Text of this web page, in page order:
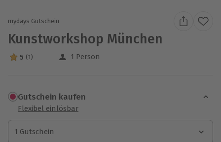
mydays Gutschein
Kunstworkshop München
5 Sterne von 5 aus 1 Bewertungen
5 (1) 1 Person
Gutschein kaufen
Flexibel einlösbar
1 Gutschein
1 Gutschein
1 Gutschein